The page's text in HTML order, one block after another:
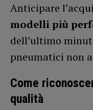
Anticipare
modelli più
dell’ultimo
pneumatici non
Come
qualità